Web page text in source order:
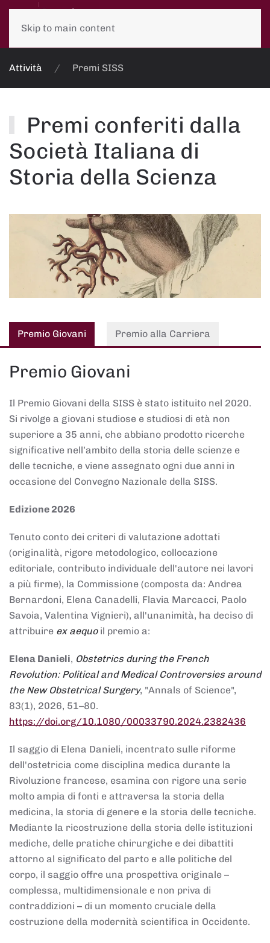
Skip to main content
Attività Premi SISS
Premi conferiti dalla
Società Italiana di
Storia della Scienza
Premio Giovani Premio alla Carriera
Premio Giovani
Il Premio Giovani della SISS è stato istituito nel 2020.
Si rivolge a giovani studiose e studiosi di età non
superiore a 35 anni, che abbiano prodotto ricerche
significative nell’ambito della storia delle scienze e
delle tecniche, e viene assegnato ogni due anni in
occasione del Convegno Nazionale della SISS.
Edizione 2026
Tenuto conto dei criteri di valutazione adottati
(originalità, rigore metodologico, collocazione
editoriale, contributo individuale dell'autore nei lavori
a più firme), la Commissione (composta da: Andrea
Bernardoni, Elena Canadelli, Flavia Marcacci, Paolo
Savoia, Valentina Vignieri), all'unanimità, ha deciso di
attribuire ex aequoil premio a:
Elena Danieli, Obstetrics during the French
Revolution: Political and Medical Controversies around
the New Obstetrical Surgery, "Annals of Science",
83(1), 2026, 51–80.
https://doi.org/10.1080/00033790.2024.2382436
Il saggio di Elena Danieli, incentrato sulle riforme
dell'ostetricia come disciplina medica durante la
Rivoluzione francese, esamina con rigore una serie
molto ampia di fonti e attraversa la storia della
medicina, la storia di genere e la storia delle tecniche.
Mediante la ricostruzione della storia delle istituzioni
mediche, delle pratiche chirurgiche e dei dibattiti
attorno al significato del parto e alle politiche del
corpo, il saggio offre una prospettiva originale –
complessa, multidimensionale e non priva di
contraddizioni – di un momento cruciale della
costruzione della modernità scientifica in Occidente.